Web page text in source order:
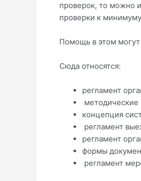
проверок, то можно
проверки к
Помощь в этом могут
Сюда относятся:
регламент
методические
концепция
регламент
регламент
формы
регламент